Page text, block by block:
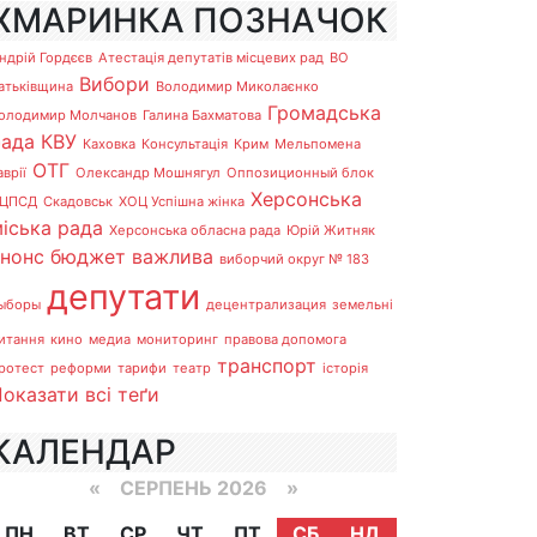
ПОЗНАЧОК
Гордєєв Атестація депутатів місцевих рад ВО
Вибори Володимир Миколаєнко
Молчанов Галина Бахматова Громадська
КВУ Каховка Консультація Крим Мельпомена
ОТГ Олександр Мошнягул Оппозиционный блок
Скадовськ ХОЦ Успішна жінка Херсонська
рада Херсонська обласна рада Юрій Житняк
бюджет важлива виборчий округ № 183
депутати децентрализация земельні
кино медиа мониторинг правова допомога
реформи тарифи театр транспорт історія
всі теґи
« СЕРПЕНЬ 2026 »